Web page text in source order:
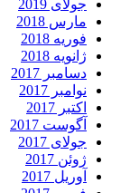
جولای 2019
مارس 2018
فوریه 2018
ژانویه 2018
دسامبر 2017
نوامبر 2017
اکتبر 2017
آگوست 2017
جولای 2017
ژوئن 2017
آوریل 2017